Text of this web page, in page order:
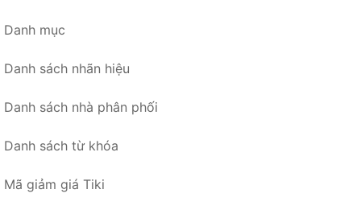
Danh mục
Danh sách nhãn hiệu
Danh sách nhà phân phối
Danh sách từ khóa
Mã giảm giá Tiki